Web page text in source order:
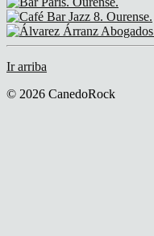
Ir arriba
© 2026 CanedoRock